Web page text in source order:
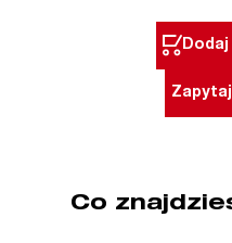
do
pierścieni
mm
Co